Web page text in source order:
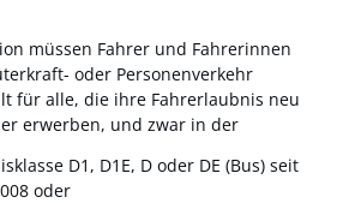
müssen Fahrer und Fahrerinnen
oder Personenverkehr
für alle, die ihre Fahrerlaubnis neu
erwerben, und zwar in der
D1, D1E, D oder DE (Bus) seit
oder